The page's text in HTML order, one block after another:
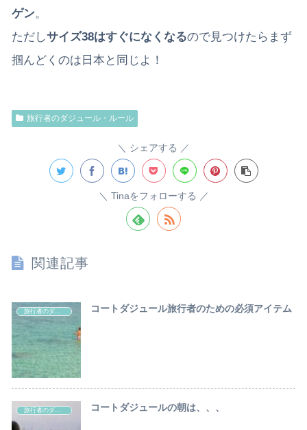
ゲン。
ただしサイズ38はすぐになくなるので見つけたらまず
掴んどくのは日本と同じよ！
旅行者のダジュール・ルール
シェアする
Tinaをフォローする
関連記事
旅行者のダジュール・ルール コートダジュール旅行者のための必須アイテム
旅行者のダジュール・ルール コートダジュールの朝は、、、